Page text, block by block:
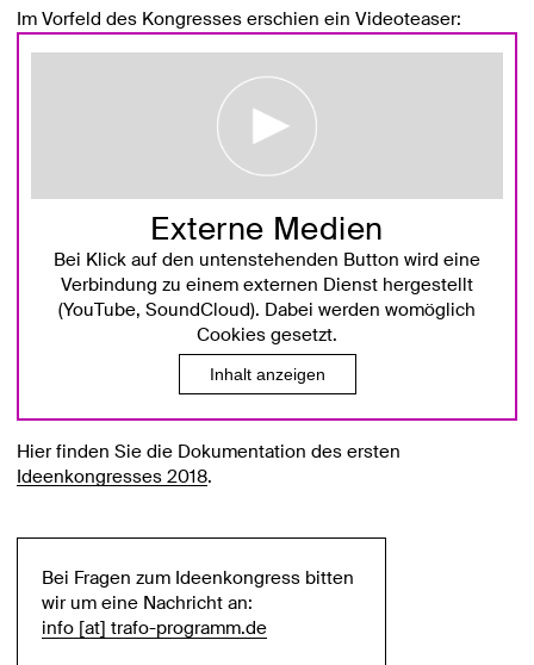
Im Vorfeld des Kongresses erschien ein Videoteaser:
Externe Medien
Bei Klick auf den untenstehenden Button wird eine
Verbindung zu einem externen Dienst hergestellt
(YouTube, SoundCloud). Dabei werden womöglich
Cookies gesetzt.
Inhalt anzeigen
Hier finden Sie die Dokumentation des ersten
Ideenkongresses 2018.
Bei Fragen zum Ideenkongress bitten
wir um eine Nachricht an:
info [​at​] trafo-programm.de